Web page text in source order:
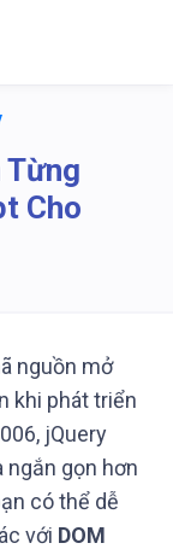
Từng
Cho
nguồn mở
khi phát triển
jQuery
ngắn gọn hơn
có thể dễ
với DOM